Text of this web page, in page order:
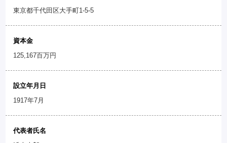
東京都千代田区大手町1-5-5
資本金
125,167百万円
設立年月日
1917年7月
代表者氏名